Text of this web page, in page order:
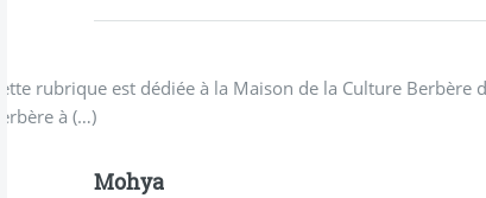
Cette rubrique est dédiée à la Maison de la Culture
berbère à (…)
Mohya